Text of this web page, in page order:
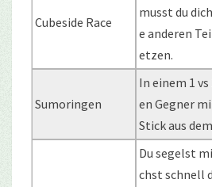
Cubeside Race
musst du
e anderen
etzen.
Sumoringen
In einem 1
en Gegner
Stick aus
Du segelst
chst schnell